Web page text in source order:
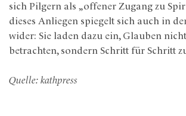
sich Pilgern als „offener Zugang zu
dieses Anliegen spiegelt sich auch in
wider: Sie laden dazu ein, Glauben
betrachten, sondern Schritt für Schritt
Quelle: kathpress